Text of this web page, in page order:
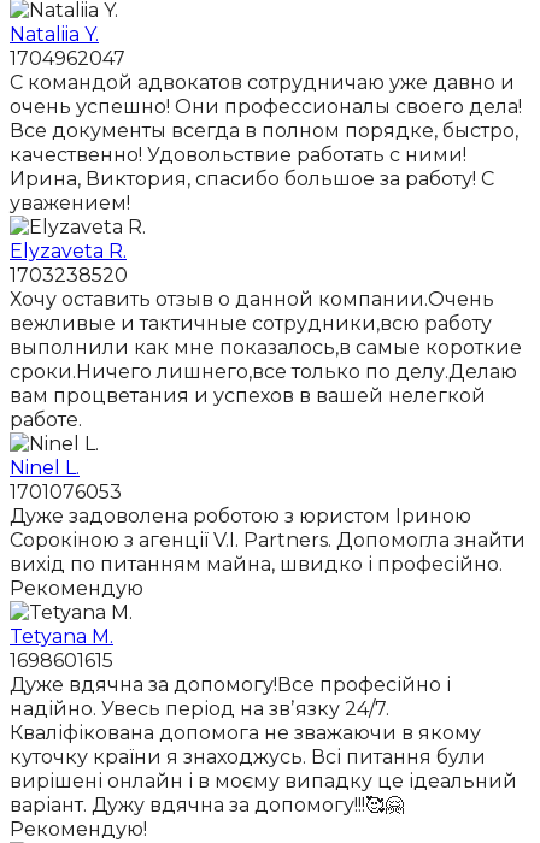
Nataliia Y.
1704962047
С командой адвокатов сотрудничаю уже давно и
очень успешно! Они профессионалы своего дела!
Все документы всегда в полном порядке, быстро,
качественно! Удовольствие работать с ними!
Ирина, Виктория, спасибо большое за работу! С
уважением!
Elyzaveta R.
1703238520
Хочу оставить отзыв о данной компании.Очень
вежливые и тактичные сотрудники,всю работу
выполнили как мне показалось,в самые короткие
сроки.Ничего лишнего,все только по делу.Делаю
вам процветания и успехов в вашей нелегкой
работе.
Ninel L.
1701076053
Дуже задоволена роботою з юристом Іриною
Сорокіною з агенції V.I. Partners. Допомогла знайти
вихід по питанням майна, швидко і професійно.
Рекомендую
Tetyana M.
1698601615
Дуже вдячна за допомогу!Все професійно і
надійно. Увесь період на звʼязку 24/7.
Кваліфікована допомога не зважаючи в якому
куточку країни я знаходжусь. Всі питання були
вирішені онлайн і в моєму випадку це ідеальний
варіант. Дужу вдячна за допомогу!!!🥰🤗
Рекомендую!